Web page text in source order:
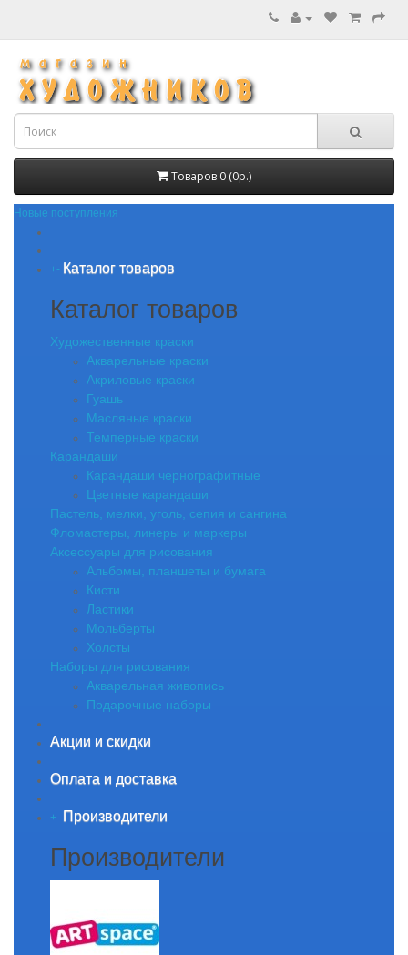
Товаров 0 (0р.)
Новые поступления
+- Каталог товаров
Каталог товаров
Художественные краски
Акварельные краски
Акриловые краски
Гуашь
Масляные краски
Темперные краски
Карандаши
Карандаши чернографитные
Цветные карандаши
Пастель, мелки, уголь, сепия и сангина
Фломастеры, линеры и маркеры
Аксессуары для рисования
Альбомы, планшеты и бумага
Кисти
Ластики
Мольберты
Холсты
Наборы для рисования
Акварельная живопись
Подарочные наборы
Акции и скидки
Оплата и доставка
+- Производители
Производители